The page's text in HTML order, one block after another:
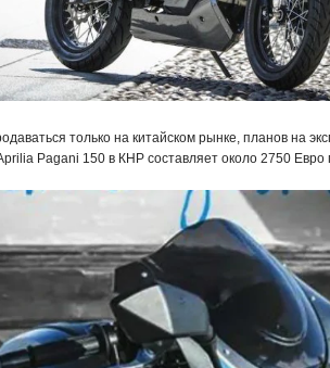
только на китайском рынке, планов на
Pagani 150 в КНР составляет около 2750 Евро